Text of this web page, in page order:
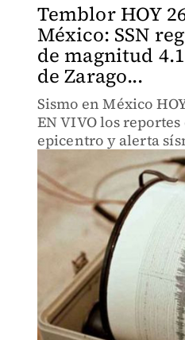
Temblor HOY
México: SSN
de magnitud
de Zarago...
Sismo en México
EN VIVO los
epicentro y alerta